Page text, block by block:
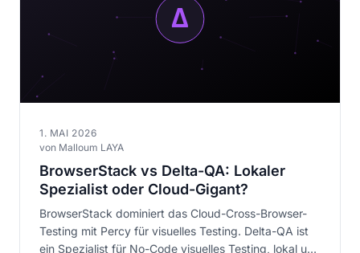
1. MAI 2026
von Malloum LAYA
BrowserStack vs Delta-QA: Lokaler
Spezialist oder Cloud-Gigant?
BrowserStack dominiert das Cloud-Cross-Browser-
Testing mit Percy für visuelles Testing. Delta-QA ist
ein Spezialist für No-Code visuelles Testing, lokal und